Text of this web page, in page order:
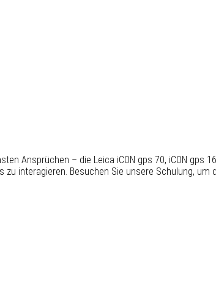
Ansprüchen – die Leica iCON gps 70, iCON gps
interagieren. Besuchen Sie unsere Schulung, um